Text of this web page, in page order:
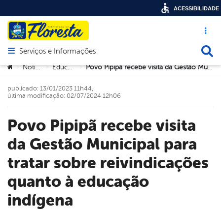
Acesso
Abrir menu principal de navegação
Serviços e Informações
Você está aqui:
> Notícias > Educação > Povo Pipipã recebe visita da Gestão Municipal para tratar sobre reivindicações quanto à educação indígena
Povo Pipipã recebe visita
da Gestão Municipal para
tratar sobre reivindicações
quanto à educação
indígena
publicado: 13/01/2023 11h44,
última modificação: 02/07/2024 12h06
ACESSIBILIDADE